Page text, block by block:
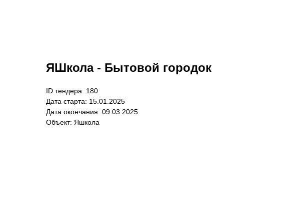
ЯШкола - Бытовой городок
ID тендера: 180
Дата старта: 15.01.2025
Дата окончания: 09.03.2025
Объект: Яшкола